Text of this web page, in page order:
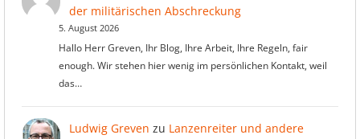
der militärischen Abschreckung
5. August 2026
Hallo Herr Greven, Ihr Blog, Ihre Arbeit, Ihre Regeln, fair
enough. Wir stehen hier wenig im persönlichen Kontakt, weil
das…
Ludwig Greven zu Lanzenreiter und andere